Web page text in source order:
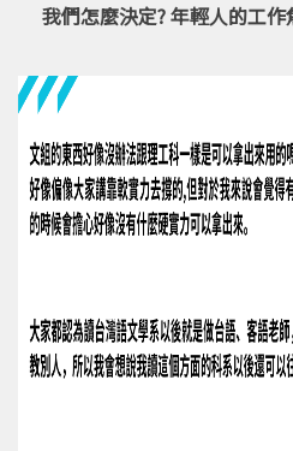
我們怎麼決定? 年輕人的工作